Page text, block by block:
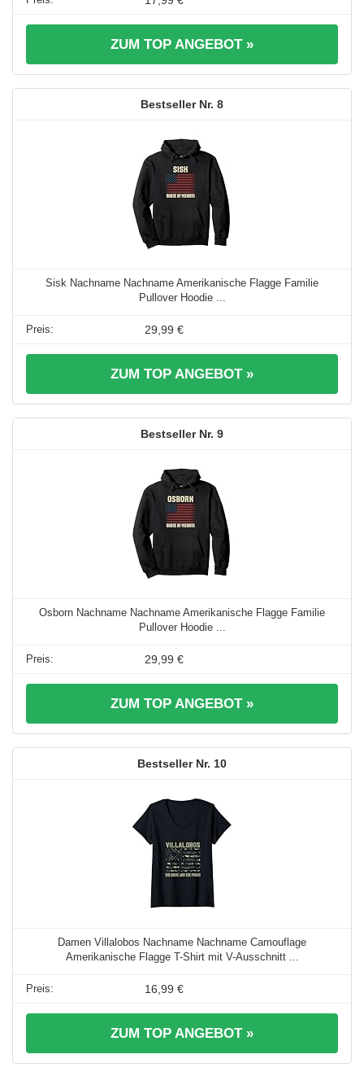
ZUM TOP ANGEBOT »
8
Sisk Nachname Nachname Amerikanische Flagge Familie
Pullover Hoodie ...
29,99 €
ZUM TOP ANGEBOT »
9
Osborn Nachname Nachname Amerikanische Flagge Familie
Pullover Hoodie ...
29,99 €
ZUM TOP ANGEBOT »
10
Damen Villalobos Nachname Nachname Camouflage
Amerikanische Flagge T-Shirt mit V-Ausschnitt ...
16,99 €
ZUM TOP ANGEBOT »